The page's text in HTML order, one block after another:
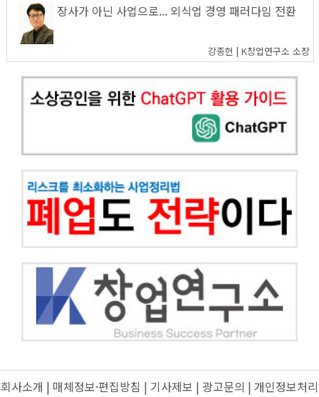
장사가 아닌 사업으로... 외식업 경영 패러다임 전환
강종헌 | K창업연구소 소장
회사소개 | 매체정보·편집방침 | 기사제보 | 광고문의 | 개인정보처리